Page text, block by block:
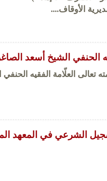
الأوقاف....
الحنفي الشيخ أسعد
تعالى العلّامة الفقيه
الشرعي في المعهد